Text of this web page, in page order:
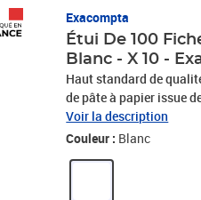
Exacompta
Étui De 100
Blanc - X 10 -
Haut standard de
de pâte à papier issue
et pratiques, les fiches
elles conviendront
Voir la description
Couleur : Blanc
Prix 5,83€